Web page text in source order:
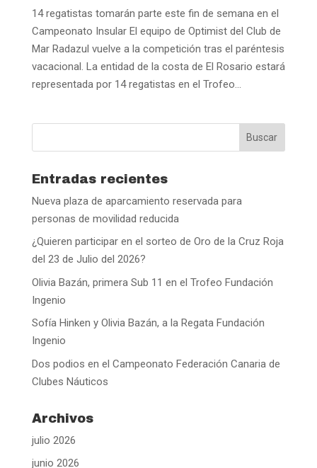
14 regatistas tomarán parte este fin de semana en el
Campeonato Insular El equipo de Optimist del Club de
Mar Radazul vuelve a la competición tras el paréntesis
vacacional. La entidad de la costa de El Rosario estará
representada por 14 regatistas en el Trofeo...
Entradas recientes
Nueva plaza de aparcamiento reservada para
personas de movilidad reducida
¿Quieren participar en el sorteo de Oro de la Cruz Roja
del 23 de Julio del 2026?
Olivia Bazán, primera Sub 11 en el Trofeo Fundación
Ingenio
Sofía Hinken y Olivia Bazán, a la Regata Fundación
Ingenio
Dos podios en el Campeonato Federación Canaria de
Clubes Náuticos
Archivos
julio 2026
junio 2026